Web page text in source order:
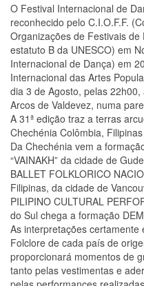
O Festival Internacional de
reconhecido pelo C.I.O.F.F.
Organizações de Festivais
estatuto B da UNESCO) em
Internacional de Dança) em
Internacional das Artes
dia 3 de Agosto, pelas
Arcos de Valdevez, numa
A 31ª edição traz a terras
Chechénia Colômbia,
Da Chechénia vem a
“VAINAKH” da cidade de
BALLET FOLKLORICO
Filipinas, da cidade de
PILIPINO CULTURAL
do Sul chega a formação
As interpretações
Folclore de cada país de
proporcionará momentos de
tanto pelas vestimentas e